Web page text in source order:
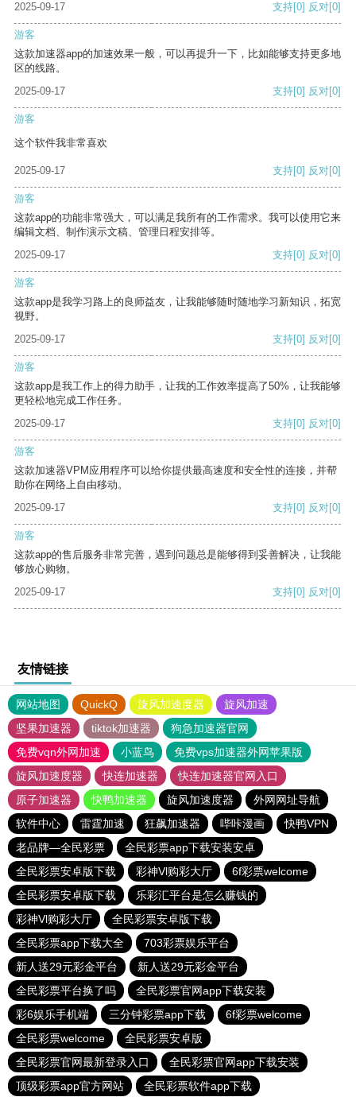
2025-09-17 支持[0] 反对[0]
游客
这款加速器app的加速效果一般，可以再提升一下，比如能够支持更多地
区的线路。
2025-09-17
支持[0] 反对[0]
游客
这个软件我非常喜欢
2025-09-17 支持[0] 反对[0]
游客
这款app的功能非常强大，可以满足我所有的工作需求。我可以使用它来
编辑文档、制作演示文稿、管理日程安排等。
2025-09-17
支持[0] 反对[0]
游客
这款app是我学习路上的良师益友，让我能够随时随地学习新知识，拓宽
视野。
2025-09-17
支持[0] 反对[0]
游客
这款app是我工作上的得力助手，让我的工作效率提高了50%，让我能够
更轻松地完成工作任务。
2025-09-17
支持[0] 反对[0]
游客
这款加速器VPM应用程序可以给你提供最高速度和安全性的连接，并帮
助你在网络上自由移动。
2025-09-17
支持[0] 反对[0]
游客
这款app的售后服务非常完善，遇到问题总是能够得到妥善解决，让我能
够放心购物。
2025-09-17
支持[0] 反对[0]
友情链接
网站地图 QuickQ 旋风加速度器
旋风加速
坚果加速器
tiktok加速器
狗急加速器官网
免费vqn外网加速
小蓝鸟
免费vps加速器外网苹果版
旋风加速度器
快连加速器
快连加速器官网入口
原子加速器
快鸭加速器 旋风加速度器
外网网址导航
软件中心
雷霆加速 狂飙加速器 哔咔漫画
快鸭VPN
老品牌—全民彩票
全民彩票app下载安装安卓
全民彩票安卓版下载
彩神Vl购彩大厅
6f彩票welcome
全民彩票安卓版下载
乐彩汇平台是怎么赚钱的
彩神Vl购彩大厅
全民彩票安卓版下载
全民彩票app下载大全
703彩票娱乐平台
新人送29元彩金平台
新人送29元彩金平台
全民彩票平台换了吗
全民彩票官网app下载安装
彩6娱乐手机端
三分钟彩票app下载
6f彩票welcome
全民彩票welcome
全民彩票安卓版
全民彩票官网最新登录入口
全民彩票官网app下载安装
顶级彩票app官方网站
全民彩票软件app下载